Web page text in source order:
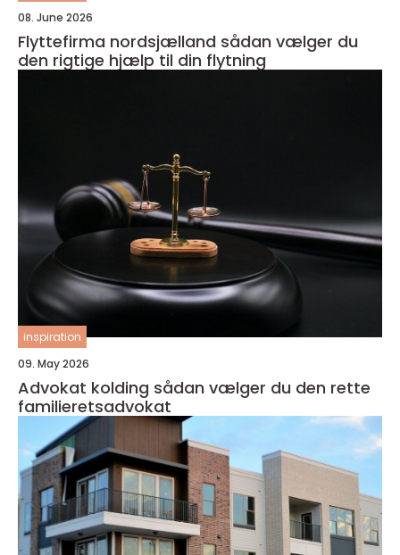
08. June 2026
Flyttefirma nordsjælland sådan vælger du
den rigtige hjælp til din flytning
inspiration
09. May 2026
Advokat kolding sådan vælger du den rette
familieretsadvokat